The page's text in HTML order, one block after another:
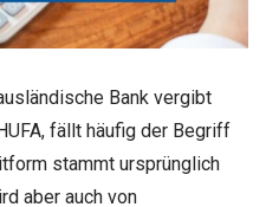
Bank vergibt
fällt häufig der Begriff
stammt ursprünglich
aber auch von